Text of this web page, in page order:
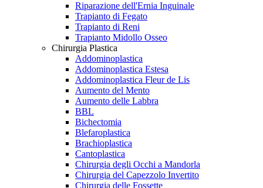
Riparazione dell'Ernia Inguinale
Trapianto di Fegato
Trapianto di Reni
Trapianto Midollo Osseo
Chirurgia Plastica
Addominoplastica
Addominoplastica Estesa
Addominoplastica Fleur de Lis
Aumento del Mento
Aumento delle Labbra
BBL
Bichectomia
Blefaroplastica
Brachioplastica
Cantoplastica
Chirurgia degli Occhi a Mandorla
Chirurgia del Capezzolo Invertito
Chirurgia delle Fossette